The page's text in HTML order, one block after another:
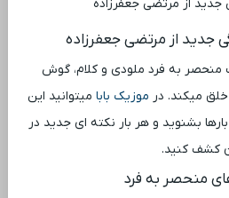
جدید از مرتضی جعفرزاده
منحصر به فرد ملودی و کلام، گوش
خلق میکند. در موزیک بابا میتوانید این
بشنوید و هر بار نکته ‌ای جدید در
کشف کنید.
منحصر به فرد